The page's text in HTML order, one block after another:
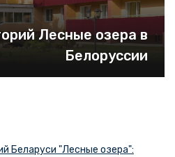
Лесные озера в
Белоруссии
Беларуси "Лесные озера":